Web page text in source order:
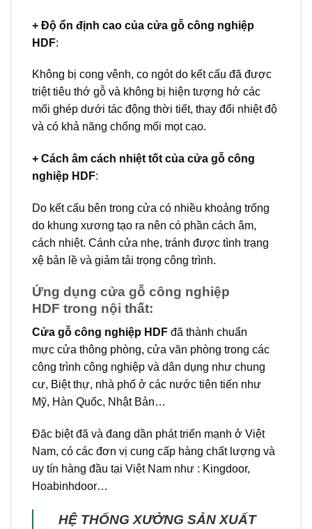
+ Độ ổn định cao của cửa gỗ công nghiệp
HDF:
Không bị cong vênh, co ngót do kết cấu đã được
triệt tiêu thớ gỗ và không bị hiện tượng hở các
mối ghép dưới tác động thời tiết, thay đổi nhiệt độ
và có khả năng chống mối mọt cao.
+ Cách âm cách nhiệt tốt của cửa gỗ công
nghiệp HDF:
Do kết cấu bên trong cửa có nhiều khoảng trống
do khung xương tạo ra nên có phần cách âm,
cách nhiệt. Cánh cửa nhẹ, tránh được tình trạng
xệ bản lề và giảm tải trọng công trình.
Ứng dụng cửa gỗ công nghiệp
HDF trong nội thất:
Cửa gỗ công nghiệp HDF đã thành chuẩn
mực cửa thông phòng, cửa văn phòng trong các
công trình công nghiệp và dân dụng như chung
cư, Biệt thự, nhà phố ở các nước tiên tiến như
Mỹ, Hàn Quốc, Nhật Bản…
Đặc biệt đã và đang dần phát triển mạnh ở Việt
Nam, có các đơn vị cung cấp hàng chất lượng và
uy tín hàng đầu tại Việt Nam như : Kingdoor,
Hoabinhdoor…
HỆ THỐNG XƯỞNG SẢN XUẤT